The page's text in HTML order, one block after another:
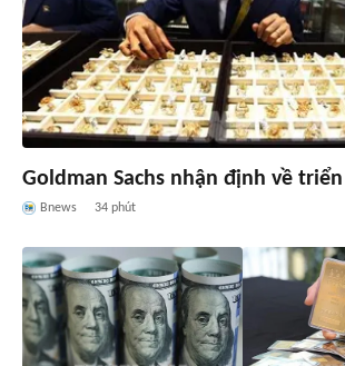
Goldman Sachs nhận định về
Bnews 34 phút